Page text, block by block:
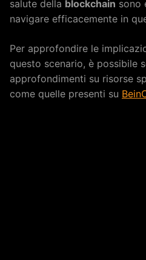
salute della blockchain sono
navigare efficacemente in
Per approfondire le
questo scenario, è possibile
approfondimenti su risorse
come quelle presenti su